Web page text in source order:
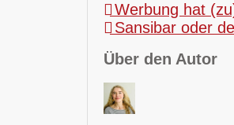
Werbung hat
Sansibar oder
Über den Autor